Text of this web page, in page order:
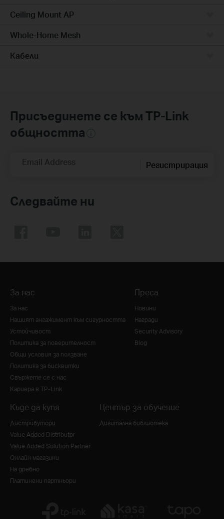
Ceiling Mount AP
Whole-Home Mesh
Кабели
Присъединете се към TP-Link
общността
Email Address Регистрирация
Следвайте ни
За нас
За нас
Нашият ангажимент към сигурността
Устойчивост
Политика за поверителност
Общи условия за ползване
Политика за бисквитки
Свържете се с нас
Кариера в TP-Link
Преса
Новини
Награди
Security Advisory
Blog
Къде да купя
Дистрибутори
Value Added Distributor
Value Added Solution Partner
Онлайн магазини
На дребно
Платинени партньори
Център за обучение
Дигитална библиотека